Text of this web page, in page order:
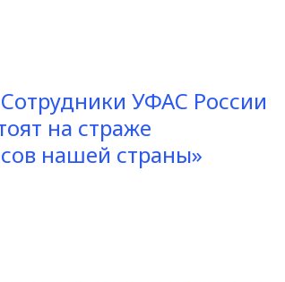
УФАС России
на страже
нашей страны»